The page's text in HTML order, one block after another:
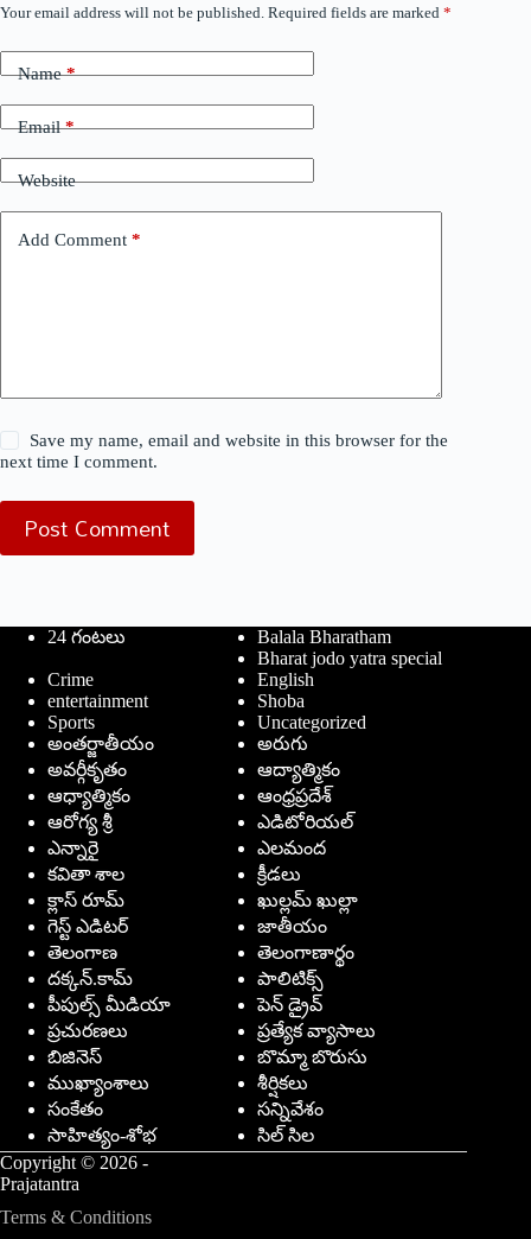
Your email address will not be published. Required fields are marked *
Name*
Email*
Website
Add Comment *
Save my name, email and website in this browser for the
next time I comment.
Post Comment
24 గంటలు
Balala Bharatham
Bharat jodo yatra special
Crime
English
entertainment
Shoba
Sports
Uncategorized
అంతర్జాతీయం
అరుగు
అవర్గీకృతం
ఆద్యాత్మికం
ఆధ్యాత్మికం
ఆంధ్రప్రదేశ్
ఆరోగ్య శ్రీ
ఎడిటోరియల్
ఎన్నారై
ఎలమంద
కవితా శాల
క్రీడలు
క్లాస్ రూమ్
ఖుల్లమ్ ఖుల్లా
గెస్ట్ ఎడిటర్
జాతీయం
తెలంగాణ
తెలంగాణార్థం
దక్కన్.కామ్
పాలిటిక్స్
పీపుల్స్ ‌మీడియా
పెన్ డ్రైవ్
ప్రచురణలు
ప్రత్యేక వ్యాసాలు
బిజినెస్
బొమ్మా బొరుసు
ముఖ్యాంశాలు
శీర్షికలు
సంకేతం
సన్నివేశం
సాహిత్యం-శోభ
సిల్ సిల
Copyright © 2026 -
Prajatantra
Terms & Conditions